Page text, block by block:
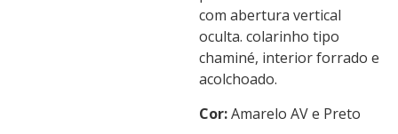
com abertura vertical
oculta. colarinho tipo
chaminé, interior forrado e
acolchoado.
Cor:Amarelo AV e Preto